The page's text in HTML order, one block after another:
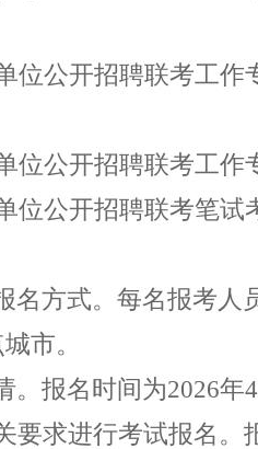
位公开招聘联考工
位公开招聘联考工
位公开招聘联考笔试
名方式。每名报考人
市。
报名时间为2026年4
要求进行考试报名